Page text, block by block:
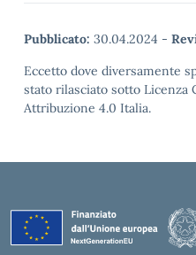
Pubblicato: 30.04.2024 -
Eccetto dove diversamente
stato rilasciato sotto Licenza
Attribuzione 4.0 Italia.